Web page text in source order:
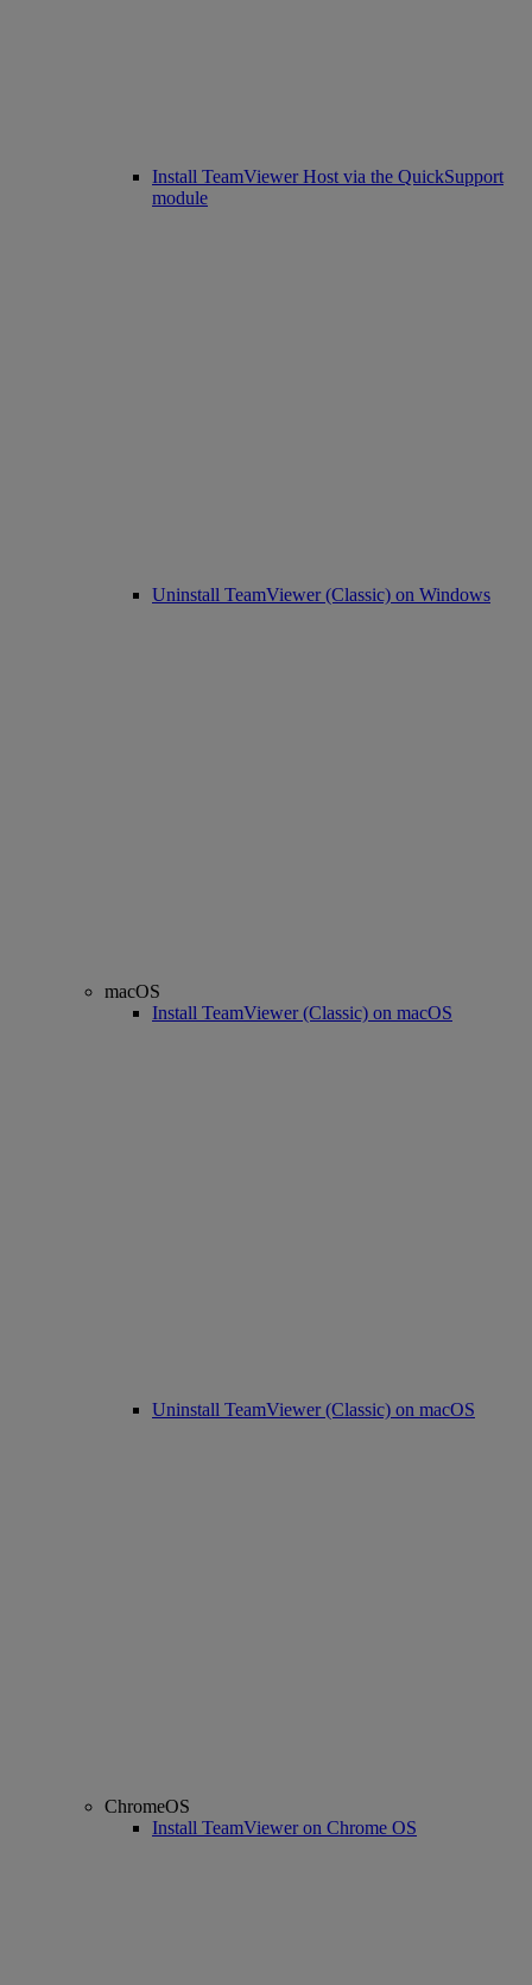
Install TeamViewer Host via the QuickSupport
module
Uninstall TeamViewer (Classic) on Windows
macOS
Install TeamViewer (Classic) on macOS
Uninstall TeamViewer (Classic) on macOS
ChromeOS
Install TeamViewer on Chrome OS